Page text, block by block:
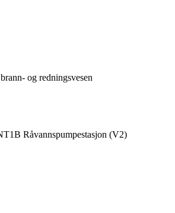
og redningsvesen
Råvannspumpestasjon (V2)